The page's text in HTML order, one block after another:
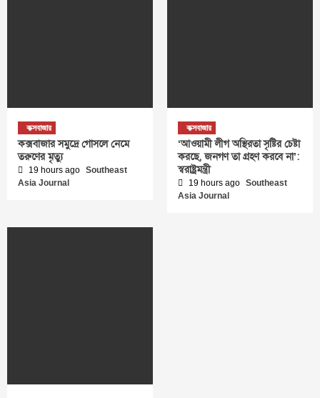
কক্সবাজার
কক্সবাজার সমুদ্রে গোসলে নেমে
তরুণের মৃত্যু
19 hours ago Southeast
Asia Journal
কক্সবাজার
‘আওয়ামী লীগ অস্থিরতা সৃষ্টির চেষ্টা
করছে, জনগণ তা গ্রহণ করবে না’:
স্বরাষ্ট্রমন্ত্রী
19 hours ago Southeast
Asia Journal